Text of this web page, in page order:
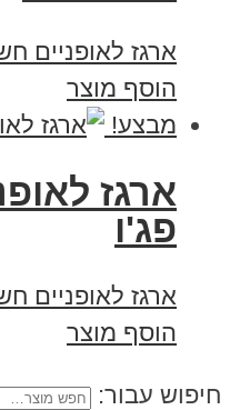
ארגז לאופניים
הוסף מוצר
מבצע!
ארגז
פג'ו
ארגז לאופניים
הוסף מוצר
חיפוש עבור: